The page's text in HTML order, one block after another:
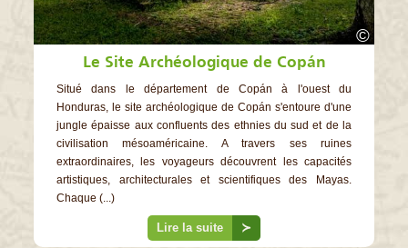
©
Le Site Archéologique de Copán
Situé dans le département de Copán à l'ouest du
Honduras, le site archéologique de Copán s'entoure d'une
jungle épaisse aux confluents des ethnies du sud et de la
civilisation mésoaméricaine. A travers ses ruines
extraordinaires, les voyageurs découvrent les capacités
artistiques, architecturales et scientifiques des Mayas.
Chaque (...)
Lire la suite ≻